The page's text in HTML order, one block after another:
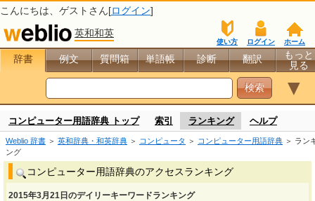
こんにちは、 ゲスト さん[ログイン]
英和和英
ホーム
ログイン
使い方
辞書 例文 質問箱 単語帳 診断 翻訳
もっと
見る
▼
コンピューター用語辞典 トップ 索引 ランキング ヘルプ
Weblio 辞書 ＞ 英和辞典・和英辞典 ＞ コンピュータ ＞ コンピューター用語辞典 ＞ ラン
ング
コンピューター用語辞典のアクセスランキング
2015年3月21日のデイリーキーワードランキング